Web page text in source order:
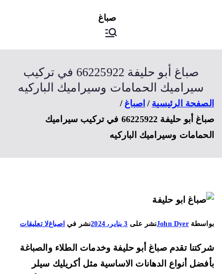
اصباغ
صباغ الكويت
صباغ أبو حليفة 66225922 في تركيب
سيراميك الحمامات وسيراميك الباركيه
الرئيسية
اصباغ
صباغ أبو حليفة 66225922 في تركيب سيراميك
وسيراميك الباركيه
John Dyerنشر على3 يناير، 2024 نشر في اصباغلا تعليقاتعلى
أبوتقدم صباغ أبو حليفة وخدمات الطلاء والصباغة
أنواع الدهانات الاساسية مثلأكريليك سيلر